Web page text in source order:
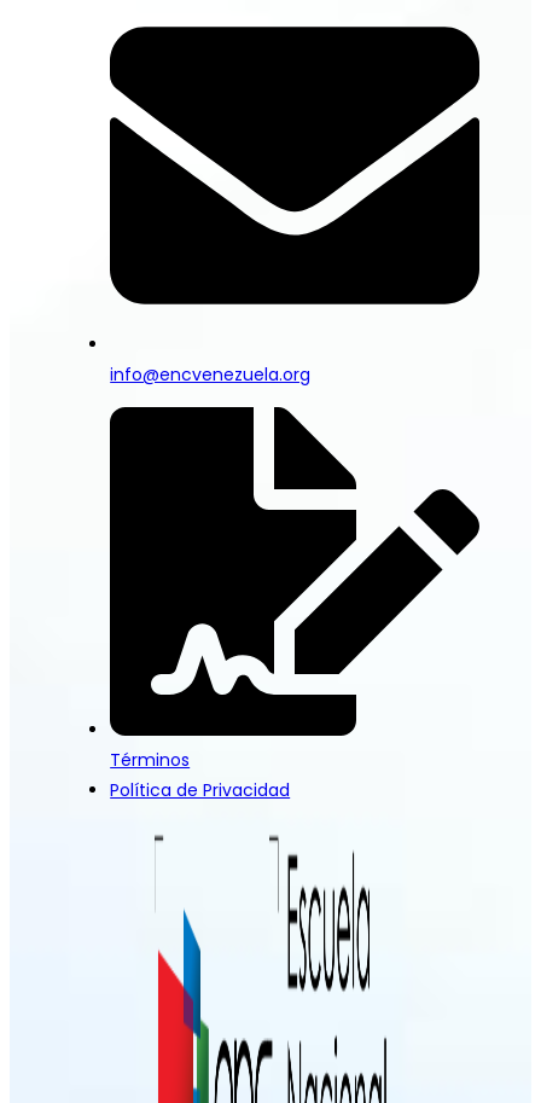
info@encvenezuela.org
Términos
Política de Privacidad